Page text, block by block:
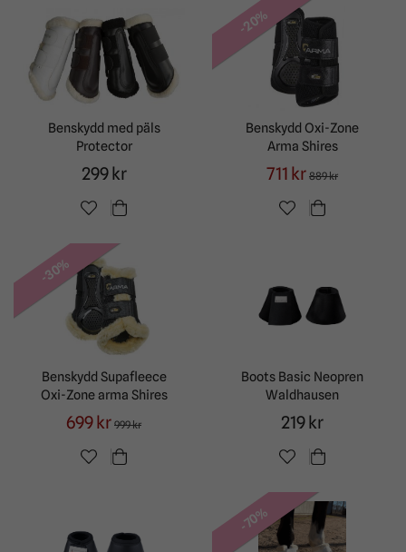
Benskydd med päls
Protector
299 kr
-20%
Benskydd Oxi-Zone
Arma Shires
711 kr 889 kr
-30%
Benskydd Supafleece
Oxi-Zone arma Shires
699 kr 999 kr
Boots Basic Neopren
Waldhausen
219 kr
-70%